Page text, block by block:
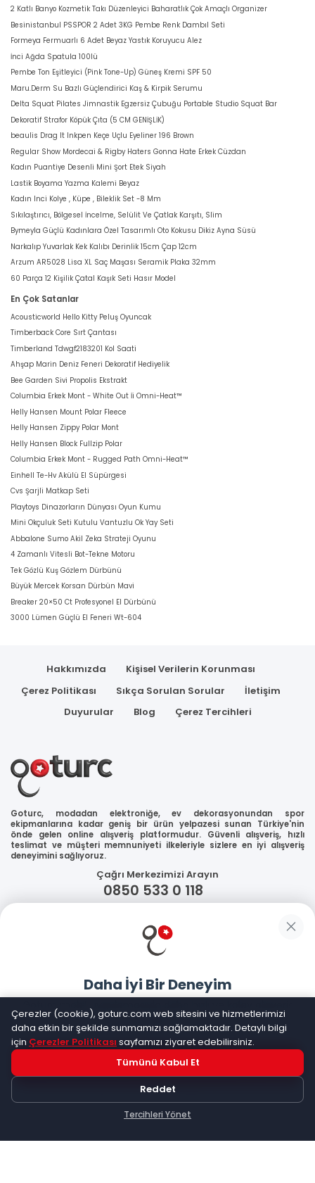
2 Katlı Banyo Kozmetik Takı Düzenleyici Baharatlık Çok Amaçlı Organizer
Besinistanbul PSSPOR 2 Adet 3KG Pembe Renk Dambıl Seti
Formeya Fermuarlı 6 Adet Beyaz Yastık Koruyucu Alez
İnci Ağda Spatula 100lü
Pembe Ton Eşitleyici (Pink Tone-Up) Güneş Kremi SPF 50
Maru.Derm Su Bazlı Güçlendirici Kaş & Kirpik Serumu
Delta Squat Pilates Jimnastik Egzersiz Çubuğu Portable Studio Squat Bar
Dekoratif Strafor Köpük Çıta (5 CM GENİŞLİK)
beaulis Drag It Inkpen Keçe Uçlu Eyeliner 196 Brown
Regular Show Mordecai & Rigby Haters Gonna Hate Erkek Cüzdan
Kadın Puantiye Desenli Mini Şort Etek Siyah
Lastik Boyama Yazma Kalemi Beyaz
Kadın Inci Kolye , Küpe , Bileklik Set -8 Mm
Sıkılaştırıcı, Bölgesel İncelme, Selülit Ve Çatlak Karşıtı, Slim
Bymeyla Güçlü Kadınlara Özel Tasarımlı Oto Kokusu Dikiz Ayna Süsü
Narkalıp Yuvarlak Kek Kalıbı Derinlik 15cm Çap 12cm
Arzum AR5028 Lisa XL Saç Maşası Seramik Plaka 32mm
60 Parça 12 Kişilik Çatal Kaşık Seti Hasır Model
En Çok Satanlar
Acousticworld Hello Kitty Peluş Oyuncak
Timberback Core Sırt Çantası
Timberland Tdwgf2183201 Kol Saati
Ahşap Marin Deniz Feneri Dekoratif Hediyelik
Bee Garden Sivi Propolis Ekstrakt
Columbia Erkek Mont - White Out İi Omni-Heat™
Helly Hansen Mount Polar Fleece
Helly Hansen Zippy Polar Mont
Helly Hansen Block Fullzip Polar
Columbia Erkek Mont - Rugged Path Omni-Heat™
Einhell Te-Hv Akülü El Süpürgesi
Cvs Şarjli Matkap Seti
Playtoys Dinazorların Dünyası Oyun Kumu
Mini Okçuluk Seti Kutulu Vantuzlu Ok Yay Seti
Abbalone Sumo Akil Zeka Strateji Oyunu
4 Zamanlı Vitesli Bot-Tekne Motoru
Tek Gözlü Kuş Gözlem Dürbünü
Büyük Mercek Korsan Dürbün Mavi
Breaker 20×50 Ct Profesyonel El Dürbünü
3000 Lümen Güçlü El Feneri Wt-604
Hakkımızda
Kişisel Verilerin Korunması
Çerez Politikası
Sıkça Sorulan Sorular
İletişim
Duyurular
Blog Çerez Tercihleri
Goturc, modadan elektroniğe, ev dekorasyonundan spor
ekipmanlarına kadar geniş bir ürün yelpazesi sunan Türkiye'nin
önde gelen online alışveriş platformudur. Güvenli alışveriş, hızlı
teslimat ve müşteri memnuniyeti ilkeleriyle sizlere en iyi alışveriş
deneyimini sağlıyoruz.
Çağrı Merkezimizi Arayın
0850 533 0 118
Güvenliğiniz
Sosyal Medya
Mobil Uygulamalarımız
Daha İyi Bir Deneyim
Goturc mobil uygulamasıyla daha hızlı ve kolay alışveriş
yapın
Hemen Dene!
Uygulama yüklüyse açılacak, değilseGoogle Play'e
yönlendirileceksiniz
Çerezler (cookie), goturc.com web sitesini ve hizmetlerimizi
daha etkin bir şekilde sunmamızı sağlamaktadır. Detaylı bilgi
için Çerezler Politikası sayfamızı ziyaret edebilirsiniz.
Tümünü Kabul Et
Reddet
Tercihleri Yönet